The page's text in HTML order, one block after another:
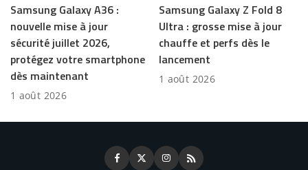
Samsung Galaxy A36 :
nouvelle mise à jour
sécurité juillet 2026,
protégez votre smartphone
dès maintenant
1 août 2026
Samsung Galaxy Z Fold 8
Ultra : grosse mise à jour
chauffe et perfs dès le
lancement
1 août 2026